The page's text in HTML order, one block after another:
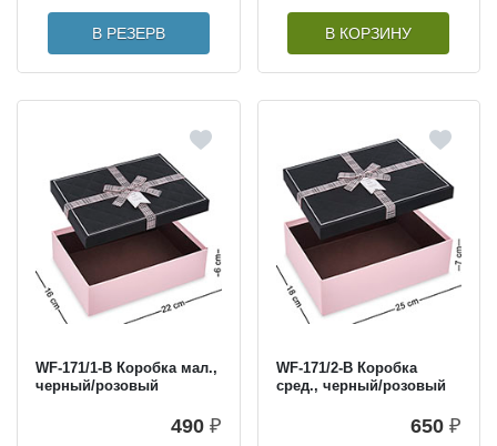
В РЕЗЕРВ В КОРЗИНУ
WF-171/1-B Коробка мал.,
черный/розовый
490 ₽
WF-171/2-B Коробка
сред., черный/розовый
650 ₽